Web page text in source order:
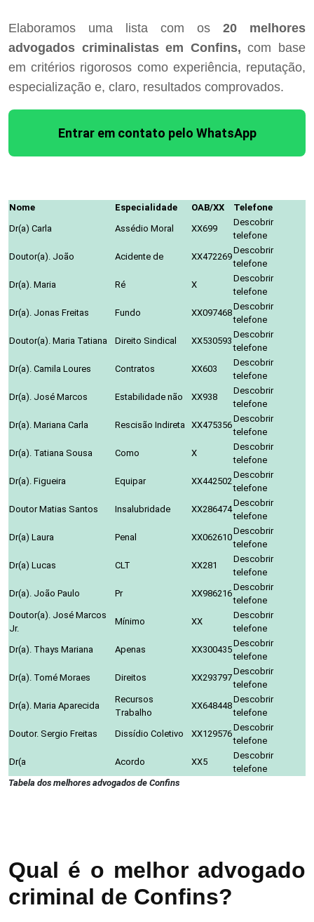
Elaboramos uma lista com os 20 melhores
advogados criminalistas em Confins, com base
em critérios rigorosos como experiência, reputação,
especialização e, claro, resultados comprovados.
Entrar em contato pelo WhatsApp
Nome Especialidade OAB/XX
Telefone
Dr(a) Carla
Assédio Moral XX699
Descobrir
telefone
Doutor(a). João
Acidente de XX472269
Descobrir
telefone
Dr(a). Maria
Ré X
Descobrir
telefone
Dr(a). Jonas Freitas
Fundo XX097468
Descobrir
telefone
Doutor(a). Maria Tatiana
Direito Sindical XX530593
Descobrir
telefone
Dr(a). Camila Loures
Contratos XX603
Descobrir
telefone
Dr(a). José Marcos
Estabilidade não XX938
Descobrir
telefone
Dr(a). Mariana Carla
Rescisão Indireta XX475356
Descobrir
telefone
Dr(a). Tatiana Sousa
Como X
Descobrir
telefone
Dr(a). Figueira
Equipar XX442502
Descobrir
telefone
Doutor Matias Santos
Insalubridade XX286474
Descobrir
telefone
Dr(a) Laura
Penal XX062610
Descobrir
telefone
Dr(a) Lucas
CLT XX281
Descobrir
telefone
Dr(a). João Paulo
Pr XX986216
Descobrir
telefone
Doutor(a). José Marcos
Jr.
Mínimo XX
Descobrir
telefone
Dr(a). Thays Mariana
Apenas XX300435
Descobrir
telefone
Dr(a). Tomé Moraes
Direitos XX293797
Descobrir
telefone
Dr(a). Maria Aparecida
Recursos
Trabalho
XX648448
Descobrir
telefone
Doutor. Sergio Freitas
Dissídio Coletivo XX129576
Descobrir
telefone
Dr(a
Acordo XX5
Descobrir
telefone
Tabela dos melhores advogados de Confins
Qual é o melhor advogado
criminal de Confins?